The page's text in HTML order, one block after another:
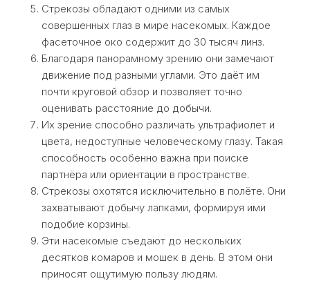
Стрекозы обладают одними из самых
совершенных глаз в мире насекомых. Каждое
фасеточное око содержит до 30 тысяч линз.
Благодаря панорамному зрению они замечают
движение под разными углами. Это даёт им
почти круговой обзор и позволяет точно
оценивать расстояние до добычи.
Их зрение способно различать ультрафиолет и
цвета, недоступные человеческому глазу. Такая
способность особенно важна при поиске
партнёра или ориентации в пространстве.
Стрекозы охотятся исключительно в полёте. Они
захватывают добычу лапками, формируя ими
подобие корзины.
Эти насекомые съедают до нескольких
десятков комаров и мошек в день. В этом они
приносят ощутимую пользу людям.